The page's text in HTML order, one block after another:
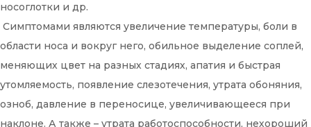
носоглотки и др.
Симптомами являются увеличение температуры, боли в
области носа и вокруг него, обильное выделение соплей,
меняющих цвет на разных стадиях, апатия и быстрая
утомляемость, появление слезотечения, утрата обоняния,
озноб, давление в переносице, увеличивающееся при
наклоне. А также – утрата работоспособности, нехороший